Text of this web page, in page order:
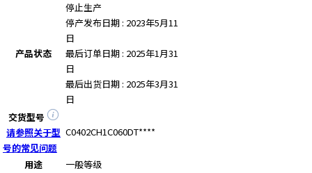
产品状态
停止生产
停产发布日期 : 2023年5月11
日
最后订单日期 : 2025年1月31
日
最后出货日期 : 2025年3月31
日
交货型号
请参照关于型
号的常见问题
C0402CH1C060DT****
用途
一般等级